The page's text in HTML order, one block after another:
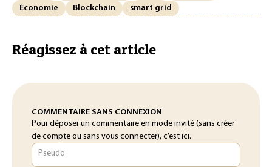
Économie
Blockchain smart grid
Réagissez à cet article
COMMENTAIRE SANS CONNEXION
Pour déposer un commentaire en mode invité (sans créer
de compte ou sans vous connecter), c’est ici.
Pseudo